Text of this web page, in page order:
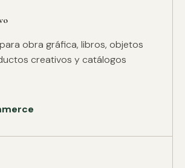
obra gráfica, libros, objetos
creativos y catálogos